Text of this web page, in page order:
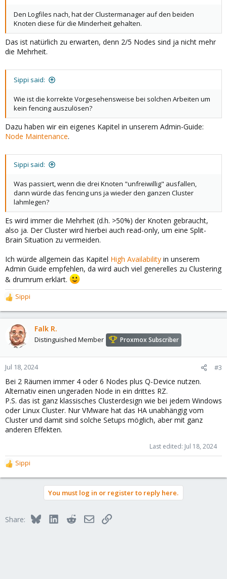
Den Logfiles nach, hat der Clustermanager auf den beiden
Knoten diese für die Minderheit gehalten.
Das ist natürlich zu erwarten, denn 2/5 Nodes sind ja nicht mehr
die Mehrheit.
Sippi said:
Wie ist die korrekte Vorgesehensweise bei solchen Arbeiten um
kein fencing auszulösen?
Dazu haben wir ein eigenes Kapitel in unserem Admin-Guide:
Node Maintenance.
Sippi said:
Was passiert, wenn die drei Knoten "unfreiwillig" ausfallen,
dann würde das fencing uns ja wieder den ganzen Cluster
lahmlegen?
Es wird immer die Mehrheit (d.h. >50%) der Knoten gebraucht,
also ja. Der Cluster wird hierbei auch read-only, um eine Split-
Brain Situation zu vermeiden.
Ich würde allgemein das Kapitel High Availability in unserem
Admin Guide empfehlen, da wird auch viel generelles zu Clustering
& drumrum erklärt.
R
e
a
o
n
s
:
Sippi
Falk R.
Distinguished Member Proxmox Subscriber
Jul 18, 2024 #3
Bei 2 Räumen immer 4 oder 6 Nodes plus Q-Device nutzen.
Alternativ einen ungeraden Node in ein drittes RZ.
P.S. das ist ganz klassisches Clusterdesign wie bei jedem Windows
oder Linux Cluster. Nur VMware hat das HA unabhängig vom
Cluster und damit sind solche Setups möglich, aber mit ganz
anderen Effekten.
Last edited: Jul 18, 2024
R
e
o
Sippi
You must log in or register to reply here.
Share: BlueskyLinkedInRedditEmailLink